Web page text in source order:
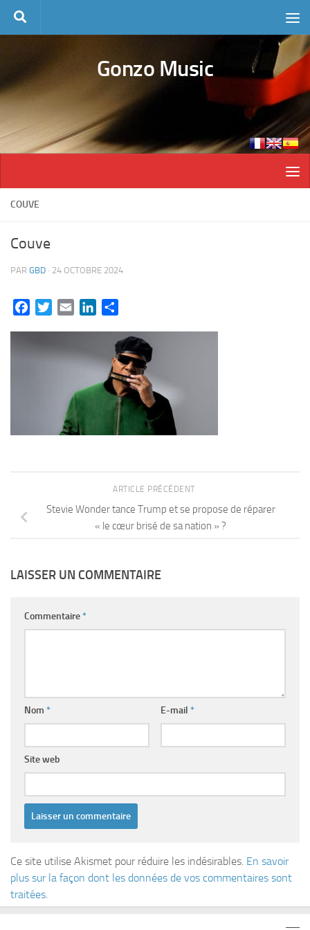
Skip to content
Gonzo Music
COUVE
Couve
PAR GBD · 24 OCTOBRE 2024
FacebookTwitterEmail LinkedIn
ARTICLE PRÉCÉDENT
Stevie Wonder tance Trump et se propose de réparer
« le cœur brisé de sa nation » ?
LAISSER UN COMMENTAIRE
Commentaire*
Nom * E-mail *
Site web
Ce site utilise Akismet pour réduire les indésirables. En savoir
plus sur la façon dont les données de vos commentaires sont
traitées